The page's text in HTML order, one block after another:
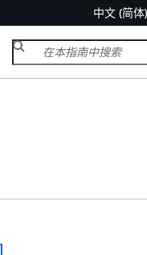
中文 (简体)